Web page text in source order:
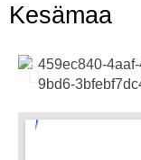
Kesämaa